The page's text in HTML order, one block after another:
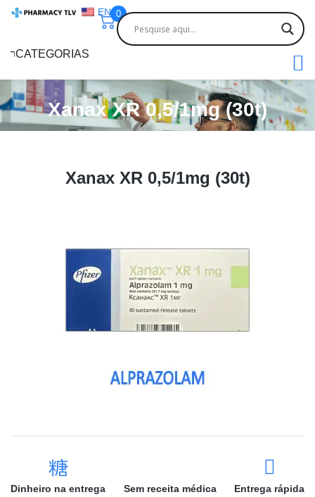
EN 0
CATEGORIAS
Xanax XR 0,5/1mg (30t)
Xanax XR 0,5/1mg (30t)
Dinheiro na entrega Sem receita médica Entrega rápida